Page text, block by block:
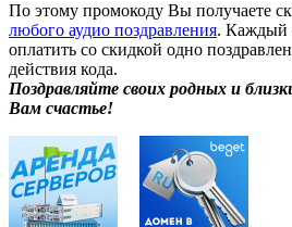
По этому промокоду Вы получаете
любого аудио поздравления. Каждый
оплатить со скидкой одно
действия кода.
Поздравляйте своих родных и
Вам счастье!